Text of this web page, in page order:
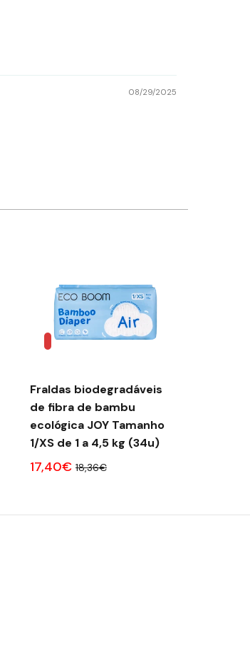
08/29/2025
Fraldas biodegradáveis ​​
de fibra de bambu
ecológica JOY Tamanho
1/XS de 1 a 4,5 kg (34u)
17,40€ 18,36€